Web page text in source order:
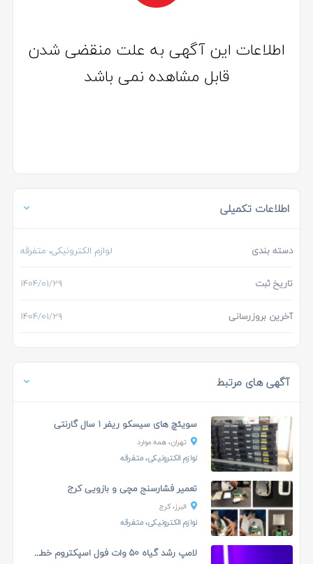
اطلاعات این آگهی به علت منقضی شدن
قابل مشاهده نمی باشد
اطلاعات تکمیلی
دسته بندی لوازم الکترونیکی، متفرقه
تاریخ ثبت ۱۴۰۴/۰۱/۲۹
آخرین بروزرسانی ۱۴۰۴/۰۱/۲۹
آگهی های مرتبط
سویئچ های سیسکو ریفر ۱ سال گارنتی
تهران، همه موارد
لوازم الکترونیکی، متفرقه
تعمیر فشارسنج مچی و بازویی کرج
البرز، کرج
لوازم الکترونیکی، متفرقه
لامپ رشد گیاه ۵۰ وات فول اسپکتروم خطی یک ...